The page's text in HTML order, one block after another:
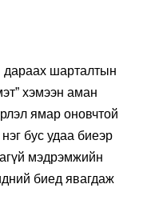
дараах шарталтын
хэмээн аман
ямар оновчтой
бус удаа биеэр
мэдрэмжийн
биед явагдаж